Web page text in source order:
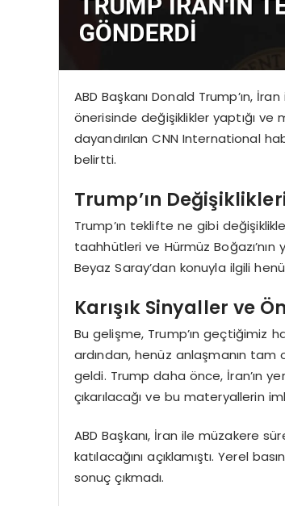
ABD Başkanı Donald Trump’ın,
önerisinde değişiklikler yaptığı ve
dayandırılan CNN International
belirtti.
Trump’ın
Trump’ın teklifte ne gibi
taahhütleri ve Hürmüz
Beyaz Saray’dan konuyla ilgili
Karışık Sinyaller ve
Bu gelişme, Trump’ın geçtiğimiz
ardından, henüz anlaşmanın tam
geldi. Trump daha önce, İran’ın
çıkarılacağı ve bu materyallerin
ABD Başkanı, İran ile müzakere
katılacağını açıklamıştı. Yerel
sonuç çıkmadı.